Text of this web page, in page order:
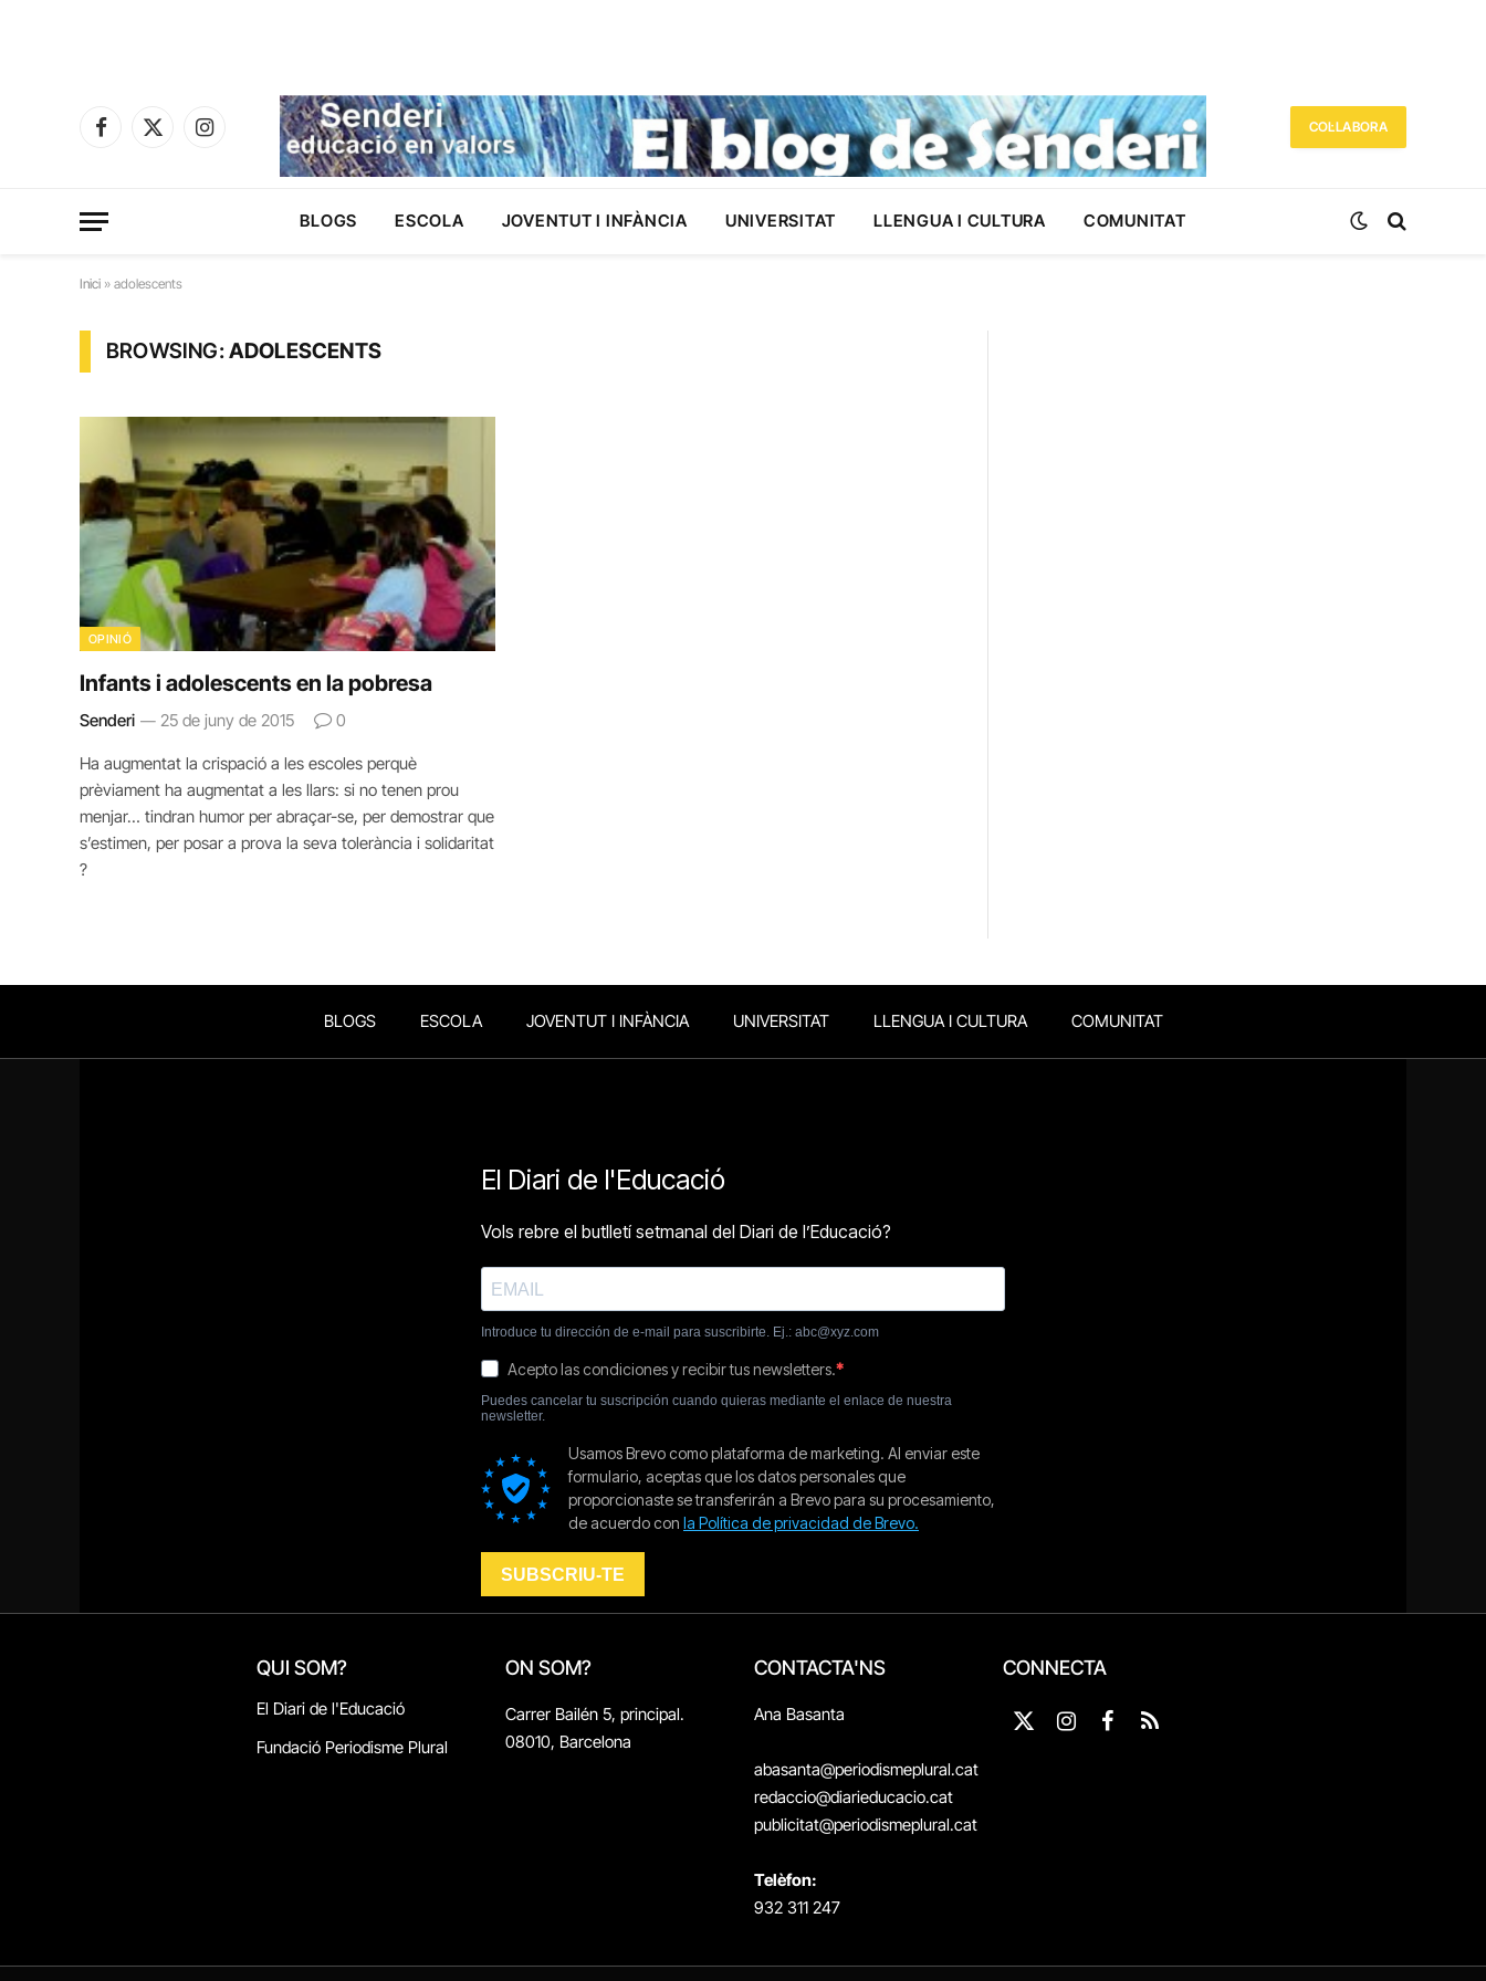
Facebook
X
Instagram
COL·LABORA
BLOGS ESCOLA JOVENTUT I INFÀNCIA UNIVERSITAT LLENGUA I CULTURA COMUNITAT
Inici » adolescents
BROWSING:ADOLESCENTS
OPINIÓ
Infants i adolescents en la pobresa
Senderi 25 de juny de 2015 0
Ha augmentat la crispació a les escoles perquè
prèviament ha augmentat a les llars: si no tenen prou
menjar… tindran humor per abraçar-se, per demostrar que
s’estimen, per posar a prova la seva tolerància i solidaritat
?
BLOGS ESCOLA JOVENTUT I INFÀNCIA UNIVERSITAT LLENGUA I CULTURA COMUNITAT
QUI SOM?
El Diari de l'Educació
Fundació Periodisme Plural
ON SOM?
Carrer Bailén 5, principal.
08010, Barcelona
CONTACTA'NS
Ana Basanta
abasanta@periodismeplural.cat
redaccio@diarieducacio.cat
publicitat@periodismeplural.cat
Telèfon:
932 311 247
CONNECTA
X
InstagramFacebook
RSS